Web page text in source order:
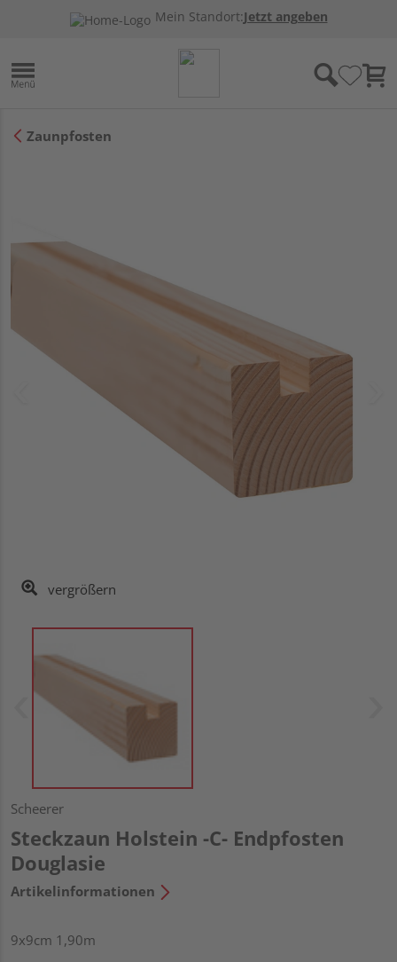
Mein Standort:Jetzt angeben
Zaunpfosten
vergrößern
Scheerer
Steckzaun Holstein -C- Endpfosten
Douglasie
Artikelinformationen
9x9cm 1,90m